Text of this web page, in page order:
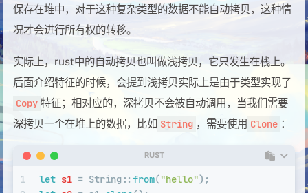
保存在堆中，对于这种复杂类型的数据不能自动拷贝，这种情
况才会进行所有权的转移。
实际上，rust中的自动拷贝也叫做浅拷贝，它只发生在栈上。
后面介绍特征的时候，会提到浅拷贝实际上是由于类型实现了
Copy 特征；相对应的，深拷贝不会被自动调用，当我们需要
深拷贝一个在堆上的数据，比如 String ，需要使用 Clone ：
RUST
1
let s1 = String :: from("hello");